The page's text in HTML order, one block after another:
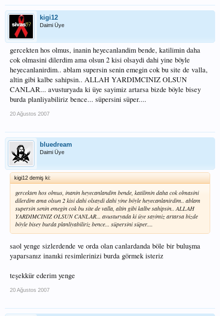
kigi12
Daimi Üye
gercekten hos olmus, inanin heyecanlandim bende, katilimin daha
cok olmasini dilerdim ama olsun 2 kisi olsaydi dahi yine böyle
heyecanlanirdim.. ablam supersin senin emegin cok bu site de valla,
altin gibi kalbe sahipsin.. ALLAH YARDIMCINIZ OLSUN
CANLAR... avusturyada ki üye sayimiz artarsa bizde böyle bisey
burda planliyabiliriz bence... süpersini süper....
20 Ağustos 2007
bluedream
Daimi Üye
kigi12 demiş ki:
gercekten hos olmus, inanin heyecanlandim bende, katilimin daha cok olmasini
dilerdim ama olsun 2 kisi dahi olsaydi dahi yine böyle heyecanlanirdim.. ablam
supersin senin emegin cok bu site de valla, altin gibi kalbe sahipsin.. ALLAH
YARDIMCINIZ OLSUN CANLAR... avusturyada ki üye sayimiz artarsa bizde
böyle bisey burda planliyabiliriz bence... süpersini süper....
saol yenge sizlerdende ve orda olan canlardanda böle bir buluşma
yaparsanız inanıki resimlerinizi burda görmek isteriz
teşekkür ederim yenge
20 Ağustos 2007